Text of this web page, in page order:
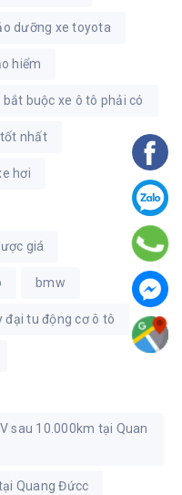
dưỡng xe toyota
hiểm
bắt buộc xe ô tô phải có
nhất
hơi
giá
bmw
đại tu động cơ ô tô
sau 10.000km tại Quan
Quang Đứcc